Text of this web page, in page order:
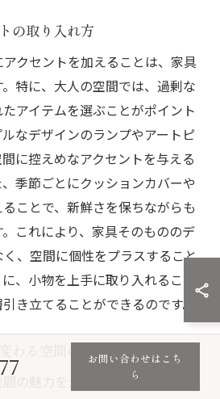
の取り入れ方
クセントを加えることは、家具
特に、大人の空間では、過剰な
アイテムを選ぶことがポイント
なデザインのランプやアートピ
に控えめなアクセントを与える
季節ごとにクッションカバーや
ことで、新鮮さを保ちながらも
これにより、家具そのもののデ
、空間に個性をプラスすること
、小物を上手に取り入れること
き立てることができるのです。
わる空間の印象
の魅力を大きく左右します。家
お問い合わせはこち
ら